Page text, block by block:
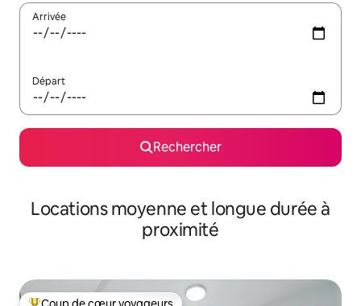
Arrivée
Départ
Rechercher
Locations moyenne et longue durée à
proximité